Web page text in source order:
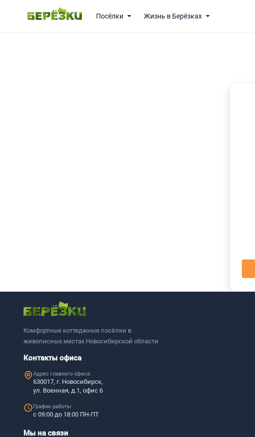
Посёлки Жизнь в Берёзках
Комфортные коттеджные посёлки в
живописных местах Новосибирской области
Контакты офиса
Адрес главного офиса:
630017, г. Новосибирск,
ул. Военная, д.1, офис 6
График работы:
с 09:00 до 18:00 ПН-ПТ
Мы на связи